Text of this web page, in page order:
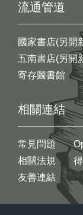
流通管道
國家書店(另開
五南書店(另開
寄存圖書館
相關連結
常見問題
相關法規
友善連結